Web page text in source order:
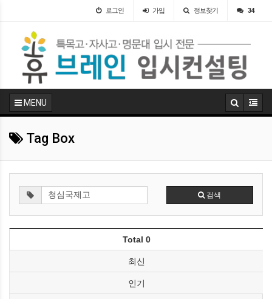
로그인 가입 정보찾기 34
MENU
Tag Box
검색
Total 0
최신
인기